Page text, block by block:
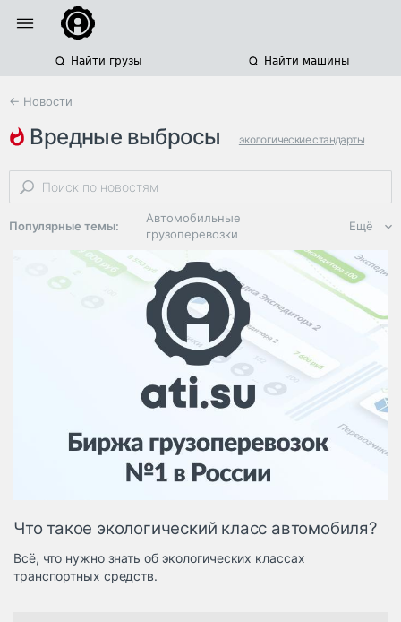
Найти грузы Найти машины
← Новости
вредные выбросы экологические стандарты
экологические классы двигатели
Популярные темы:
Автомобильные
грузоперевозки
Региональная
логистика
ЭДО, ИТ в
логистике
Дороги,
инфраструктура
Логистика, грузы
Негабаритные и
опасные грузы
Безопасность и
Таможня и ВЭД
грузовые
Ещё
Что такое экологический класс автомобиля?
Всё, что нужно знать об экологических классах
транспортных средств.